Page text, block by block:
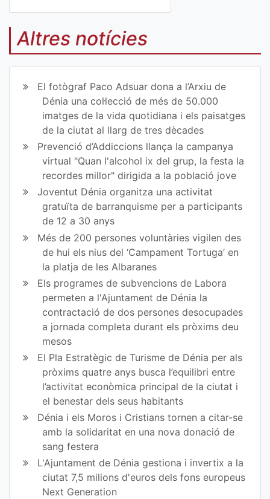
Co
mp
art
ir
en
Fa
ce
bo
ok
Co
mp
art
ir
en
Tw
itt
er
Altres notícies
El fotògraf Paco Adsuar dona a l’Arxiu de
Dénia una col·lecció de més de 50.000
imatges de la vida quotidiana i els paisatges
de la ciutat al llarg de tres dècades
Prevenció d’Addiccions llança la campanya
virtual "Quan l'alcohol ix del grup, la festa la
recordes millor" dirigida a la població jove
Joventut Dénia organitza una activitat
gratuïta de barranquisme per a participants
de 12 a 30 anys
Més de 200 persones voluntàries vigilen des
de hui els nius del ‘Campament Tortuga’ en
la platja de les Albaranes
Els programes de subvencions de Labora
permeten a l'Ajuntament de Dénia la
contractació de dos persones desocupades
a jornada completa durant els pròxims deu
mesos
El Pla Estratègic de Turisme de Dénia per als
pròxims quatre anys busca l’equilibri entre
l’activitat econòmica principal de la ciutat i
el benestar dels seus habitants
Dénia i els Moros i Cristians tornen a citar-se
amb la solidaritat en una nova donació de
sang festera
L'Ajuntament de Dénia gestiona i invertix a la
ciutat 7,5 milions d'euros dels fons europeus
Next Generation